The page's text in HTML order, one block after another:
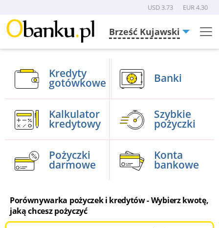
USD 3.73 EUR 4.30
Brześć Kujawski
Menu
Kredyty
gotówkowe Banki
Kalkulator
kredytowy
Szybkie
pożyczki
Pożyczki
darmowe
Konta
bankowe
Porównywarka pożyczek i kredytów - Wybierz kwotę,
jaką chcesz pożyczyć